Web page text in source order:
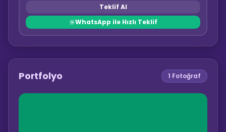
Teklif Al
WhatsApp ile Hızlı Teklif
Portfolyo 1 Fotoğraf